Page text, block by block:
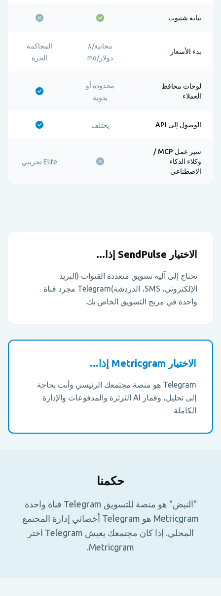
بناية شتبوت
بدء الأسعار
مجانية/٨
دولار/mo
المحاكمة
الحرة
لوحات محافظ
العملاء
محدودة أو
يدوية
الوصول إلى API يختلف
سير عمل MCP /
وكلاء الذكاء
الاصطناعي
Elite تجريبي
الاختيار SendPulse إذا...
تحتاج إلى آلية تسويق متعددة القنوات (البريد
الإلكتروني، SMS، الدردشة)Telegram مجرد قناة
واحدة في مزيج التسويق الخاص بك.
الاختيار Metricgram إذا...
Telegram هو منصة مجتمعك الرئيسي وأنت بحاجة
إلى تحليل، وقمار AI الثرثرة والمدفوعات والإدارة
الكاملة
حكمنا
"النبض" هو منصة للتسويق Telegram قناة واحدة
Metricgram هو Telegram أخصائي إدارة المجتمع
المحلي. إذا كان مجتمعك يعيش Telegram اختر
Metricgram.